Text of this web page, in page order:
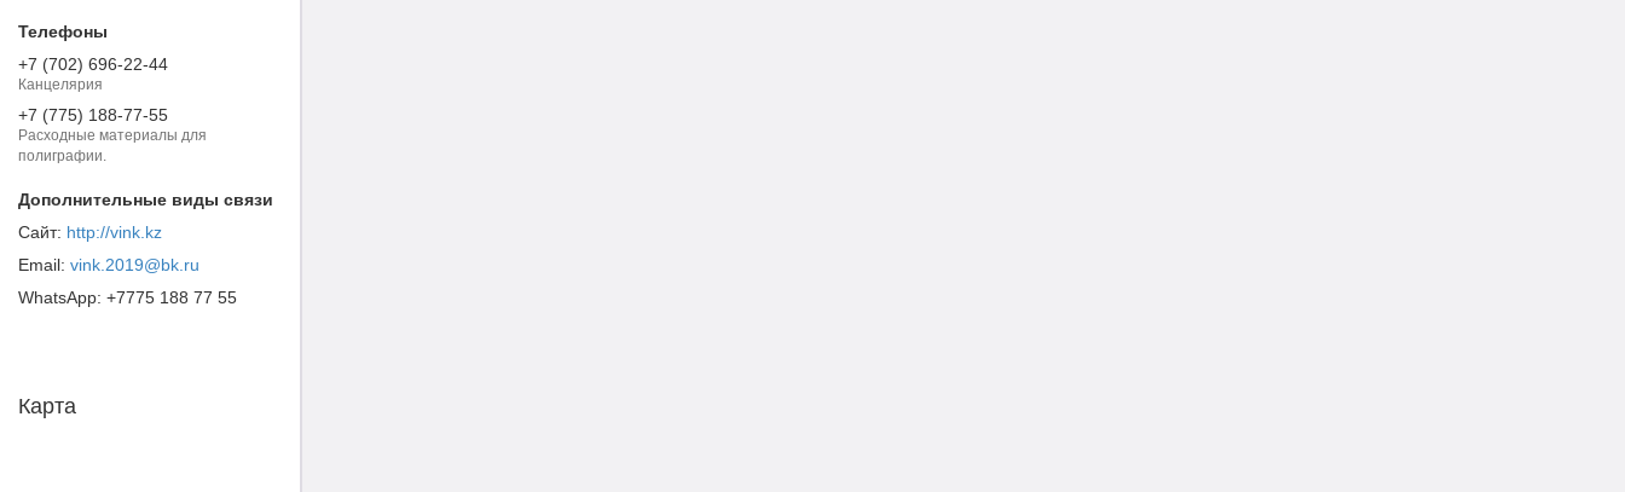
+7 (702) 696-22-44
Канцелярия
+7 (775) 188-77-55
Расходные материалы для
полиграфии.
http://vink.kz
vink.2019@bk.ru
+7775 188 77 55
Карта